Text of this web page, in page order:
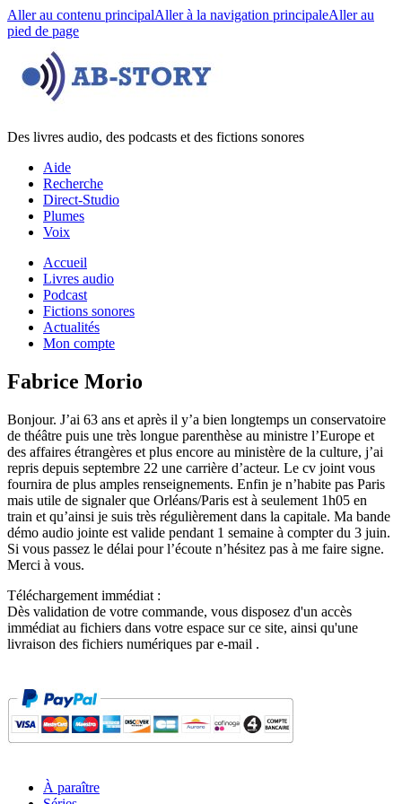
Aller au contenu principalAller à la navigation principaleAller au
pied de page
Des livres audio, des podcasts et des fictions sonores
Aide
Recherche
Direct-Studio
Plumes
Voix
Accueil
Livres audio
Podcast
Fictions sonores
Actualités
Mon compte
Fabrice Morio
Bonjour. J’ai 63 ans et après il y’a bien longtemps un conservatoire
de théâtre puis une très longue parenthèse au ministre l’Europe et
des affaires étrangères et plus encore au ministère de la culture, j’ai
repris depuis septembre 22 une carrière d’acteur. Le cv joint vous
fournira de plus amples renseignements. Enfin je n’habite pas Paris
mais utile de signaler que Orléans/Paris est à seulement 1h05 en
train et qu’ainsi je suis très régulièrement dans la capitale. Ma bande
démo audio jointe est valide pendant 1 semaine à compter du 3 juin.
Si vous passez le délai pour l’écoute n’hésitez pas à me faire signe.
Merci à vous.
Téléchargement immédiat :
Dès validation de votre commande, vous disposez d'un accès
immédiat au fichiers dans votre espace sur ce site, ainsi qu'une
livraison des fichiers numériques par e-mail .
À paraître